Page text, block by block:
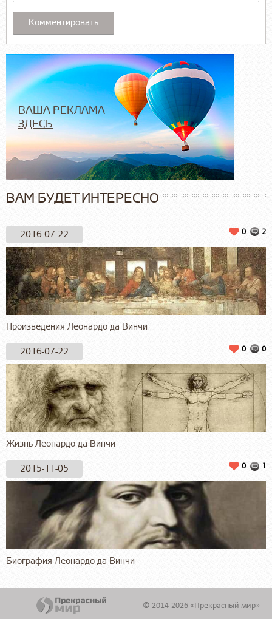
ВАША РЕКЛАМА
ЗДЕСЬ
ВАМ БУДЕТ ИНТЕРЕСНО
2016-07-22 2
0
Произведения Леонардо да Винчи
2016-07-22 0
0
Жизнь Леонардо да Винчи
2015-11-05 1
0
Биография Леонардо да Винчи
© 2014-2026 «Прекрасный мир»